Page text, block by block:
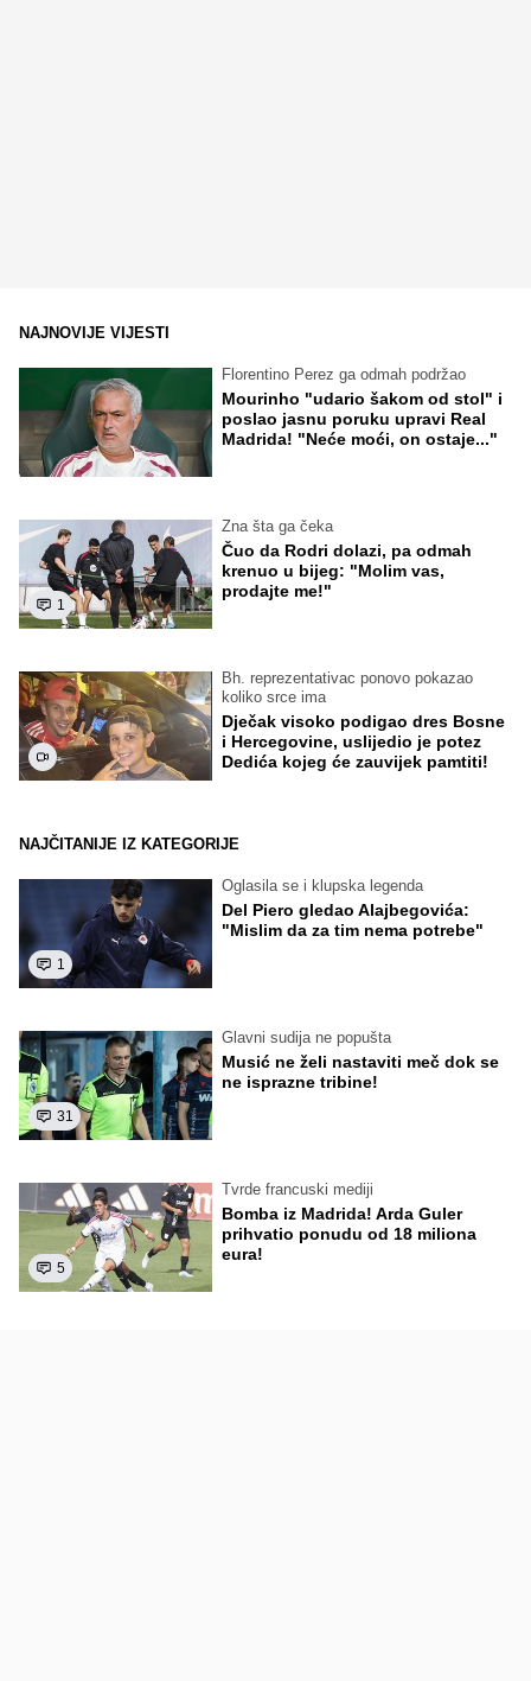
NAJNOVIJE VIJESTI
Florentino Perez ga odmah podržao
Mourinho "udario šakom od stol" i
poslao jasnu poruku upravi Real
Madrida! "Neće moći, on ostaje..."
1
Zna šta ga čeka
Čuo da Rodri dolazi, pa odmah
krenuo u bijeg: "Molim vas,
prodajte me!"
Bh. reprezentativac ponovo pokazao
koliko srce ima
Dječak visoko podigao dres Bosne
i Hercegovine, uslijedio je potez
Dedića kojeg će zauvijek pamtiti!
NAJČITANIJE IZ KATEGORIJE
1
Oglasila se i klupska legenda
Del Piero gledao Alajbegovića:
"Mislim da za tim nema potrebe"
31
Glavni sudija ne popušta
Musić ne želi nastaviti meč dok se
ne isprazne tribine!
5
Tvrde francuski mediji
Bomba iz Madrida! Arda Guler
prihvatio ponudu od 18 miliona
eura!